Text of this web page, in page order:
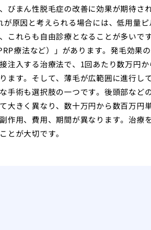
びまん性脱毛症の改善に効果が期待さ
原因と考えられる場合には、低用量ピ
これらも自由診療となることが多いで
療法など）」があります。発毛効果
入する治療法で、1回あたり数万円か
す。そして、薄毛が広範囲に進行して
手術も選択肢の一つです。後頭部など
大きく異なり、数十万円から数百万円
作用、費用、期間が異なります。治療
とが大切です。